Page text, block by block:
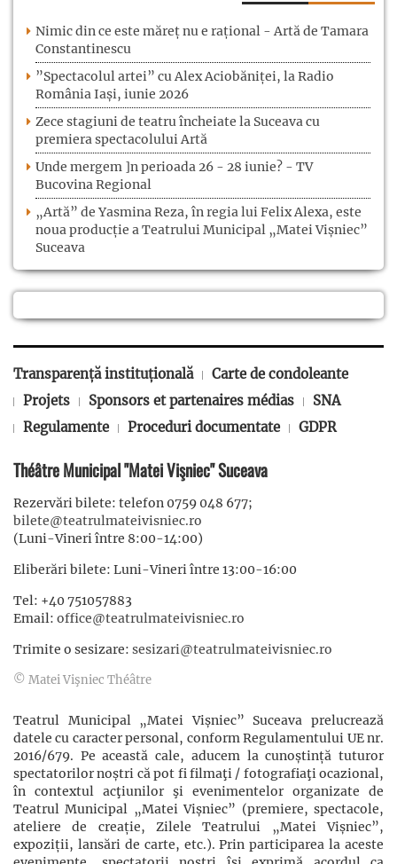
Nimic din ce este măreț nu e rațional - Artă de Tamara
Constantinescu
”Spectacolul artei” cu Alex Aciobăniței, la Radio
România Iași, iunie 2026
Zece stagiuni de teatru încheiate la Suceava cu
premiera spectacolului Artă
Unde mergem ]n perioada 26 - 28 iunie? - TV
Bucovina Regional
„Artă” de Yasmina Reza, în regia lui Felix Alexa, este
noua producție a Teatrului Municipal „Matei Vișniec”
Suceava
Transparență instituțională
Carte de condoleante
Projets
Sponsors et partenaires médias
SNA
Regulamente
Proceduri documentate GDPR
Théâtre Municipal "Matei Vişniec" Suceava
Rezervări bilete: telefon 0759 048 677;
bilete@teatrulmateivisniec.ro
(Luni-Vineri între 8:00-14:00)
Eliberări bilete: Luni-Vineri între 13:00-16:00
Tel: +40 751057883
Email: office@teatrulmateivisniec.ro
Trimite o sesizare: sesizari@teatrulmateivisniec.ro
© Matei Vişniec Théâtre
Teatrul Municipal „Matei Vișniec” Suceava prelucrează
datele cu caracter personal, conform Regulamentului UE nr.
2016/679. Pe această cale, aducem la cunoștință tuturor
spectatorilor noștri că pot fi filmaţi / fotografiaţi ocazional,
în contextul acţiunilor şi evenimentelor organizate de
Teatrul Municipal „Matei Vișniec” (premiere, spectacole,
ateliere de creație, Zilele Teatrului „Matei Vișniec”,
expoziții, lansări de carte, etc.). Prin participarea la aceste